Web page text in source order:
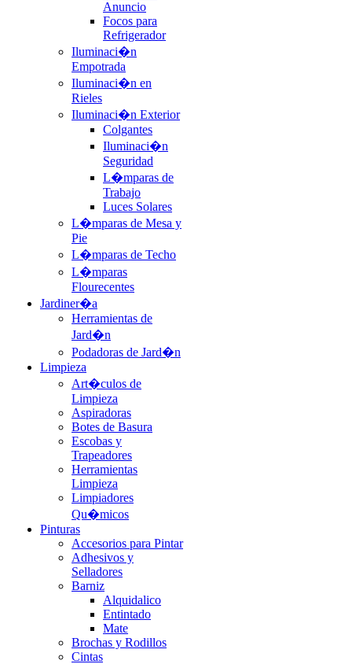
Anuncio
Focos para
Refrigerador
Iluminaci�n
Empotrada
Iluminaci�n en
Rieles
Iluminaci�n Exterior
Colgantes
Iluminaci�n
Seguridad
L�mparas de
Trabajo
Luces Solares
L�mparas de Mesa y
Pie
L�mparas de Techo
L�mparas
Flourecentes
Jardiner�a
Herramientas de
Jard�n
Podadoras de Jard�n
Limpieza
Art�culos de
Limpieza
Aspiradoras
Botes de Basura
Escobas y
Trapeadores
Herramientas
Limpieza
Limpiadores
Qu�micos
Pinturas
Accesorios para Pintar
Adhesivos y
Selladores
Barniz
Alquidalico
Entintado
Mate
Brochas y Rodillos
Cintas